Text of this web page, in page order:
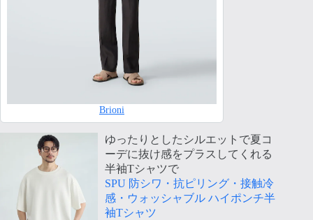
Brioni
ゆったりとしたシルエットで夏コ
ーデに抜け感をプラスしてくれる
半袖Tシャツで
SPU 防シワ・抗ピリング・接触冷
感・ウォッシャブル ハイポンチ半
袖Tシャツ